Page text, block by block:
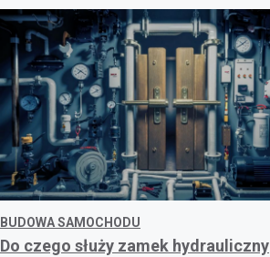
BUDOWA SAMOCHODU
Do czego służy zamek hydrauliczny